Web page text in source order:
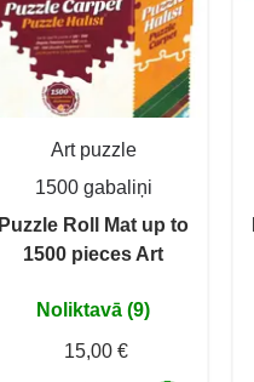
Art puzzle
1500 gabaliņi
Puzzle Roll Mat up to
1500 pieces Art
Noliktavā (9)
15,00 €